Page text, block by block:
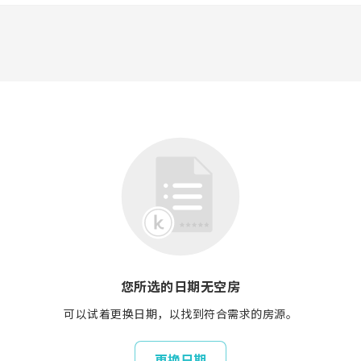
您所选的日期无空房
可以试着更换日期，以找到符合需求的房源。